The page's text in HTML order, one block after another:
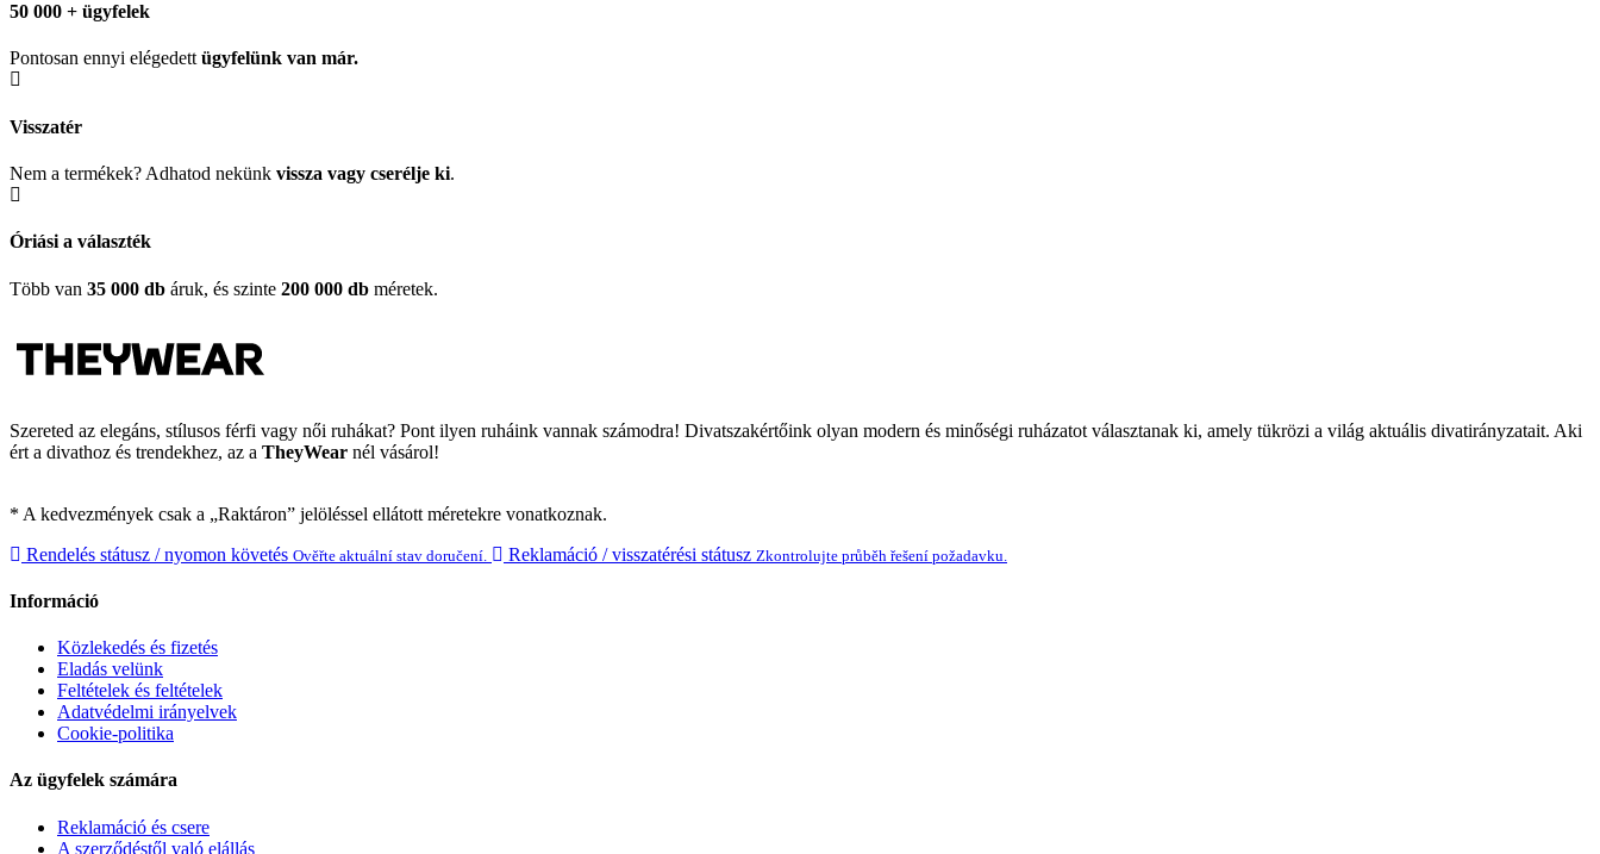
50 000 + ügyfelek
Pontosan ennyi elégedettügyfelünk van már.
Visszatér
Nem a termékek? Adhatod nekünk vissza vagy cserélje ki.
Óriási a választék
Több van 35 000 db áruk, és szinte 200 000 db méretek.
Szereted az elegáns, stílusos férfi vagy női ruhákat? Pont ilyen ruháink vannak számodra! Divatszakértőink olyan modern és minőségi ruházatot választanak ki, amely tükrözi a világ aktuális divatirányzatait. Aki
ért a divathoz és trendekhez, az a TheyWear nél vásárol!
* A kedvezmények csak a „Raktáron” jelöléssel ellátott méretekre vonatkoznak.
Rendelés státusz / nyomon követés Ověřte aktuální stav doručení. Reklamáció / visszatérési státusz Zkontrolujte průběh řešení požadavku.
Információ
Közlekedés és fizetés
Eladás velünk
Feltételek és feltételek
Adatvédelmi irányelvek
Cookie-politika
Az ügyfelek számára
Reklamáció és csere
A szerződéstől való elállás